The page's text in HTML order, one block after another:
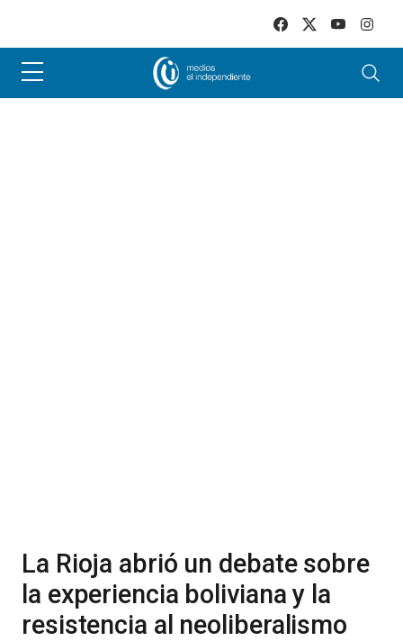
La Rioja abrió un debate sobre
la experiencia boliviana y la
resistencia al neoliberalismo